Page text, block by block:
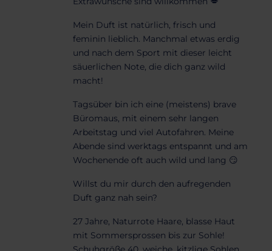
Mein Duft ist natürlich, frisch und
feminin lieblich. Manchmal etwas erdig
und nach dem Sport mit dieser leicht
säuerlichen Note, die dich ganz wild
macht!
Tagsüber bin ich eine (meistens) brave
Büromaus, mit einem sehr langen
Arbeitstag und viel Autofahren. Meine
Abende sind werktags entspannt und am
Wochenende oft auch wild und lang 😏
Willst du mir durch den aufregenden
Duft ganz nah sein?
27 Jahre, Naturrote Haare, blasse Haut
mit Sommersprossen bis zur Sohle!